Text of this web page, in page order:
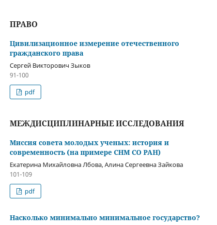
ПРАВО
Цивилизационное измерение отечественного
гражданского права
Сергей Викторович Зыков
91-100
pdf
МЕЖДИСЦИПЛИНАРНЫЕ ИССЛЕДОВАНИЯ
Миссия совета молодых ученых: история и
современность (на примере СНМ СО РАН)
Екатерина Михайловна Лбова, Алина Сергеевна Зайкова
101-109
pdf
Насколько минимально минимальное государство?